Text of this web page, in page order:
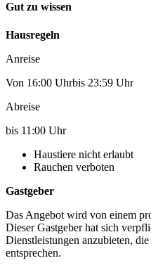
Gut zu wissen
Hausregeln
Anreise
Von 16:00 Uhrbis 23:59 Uhr
Abreise
bis 11:00 Uhr
Haustiere nicht erlaubt
Rauchen verboten
Gastgeber
Das Angebot wird von einem
Dieser Gastgeber hat sich
Dienstleistungen anzubieten,
entsprechen.